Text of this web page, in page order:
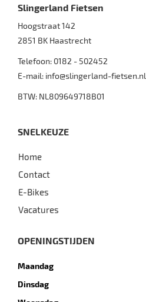
Slingerland Fietsen
Hoogstraat 142
2851 BK Haastrecht
Telefoon: 0182 - 502452
E-mail: info@slingerland-fietsen.nl
BTW: NL809649718B01
SNELKEUZE
Home
Contact
E-Bikes
Vacatures
OPENINGSTIJDEN
Maandag
Dinsdag